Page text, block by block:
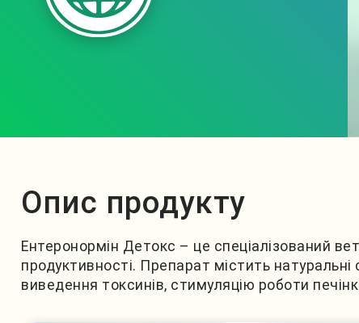
Опис продукту
Ентеронормін Детокс – це спеціалізований
продуктивності. Препарат містить
виведення токсинів, стимуляцію роботи